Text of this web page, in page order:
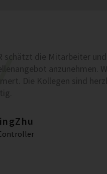
schätzt die Mitarbeiter
anzunehmen.
Die Kollegen sind